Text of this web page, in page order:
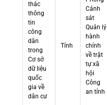
thác
thông
tin
công
dân
trong
Cơ sở
dữ liệu
quốc
gia về
dân cư
Tỉnh
Cảnh
sát
Quản lý
hành
chính
về trật
tự xã
hội
Công
an tỉnh